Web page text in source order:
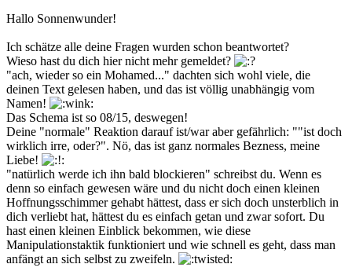
Hallo Sonnenwunder!
Ich schätze alle deine Fragen wurden schon beantwortet?
Wieso hast du dich hier nicht mehr gemeldet?
"ach, wieder so ein Mohamed..." dachten sich wohl viele, die
deinen Text gelesen haben, und das ist völlig unabhängig vom
Namen!
Das Schema ist so 08/15, deswegen!
Deine "normale" Reaktion darauf ist/war aber gefährlich: ""ist doch
wirklich irre, oder?". Nö, das ist ganz normales Bezness, meine
Liebe!
"natürlich werde ich ihn bald blockieren" schreibst du. Wenn es
denn so einfach gewesen wäre und du nicht doch einen kleinen
Hoffnungsschimmer gehabt hättest, dass er sich doch unsterblich in
dich verliebt hat, hättest du es einfach getan und zwar sofort. Du
hast einen kleinen Einblick bekommen, wie diese
Manipulationstaktik funktioniert und wie schnell es geht, dass man
anfängt an sich selbst zu zweifeln.